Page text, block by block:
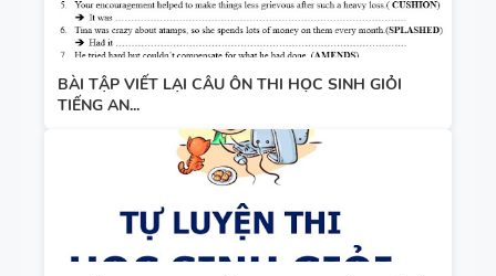
BÀI TẬP VIẾT LẠI CÂU ÔN THI HỌC SINH GIỎI
TIẾNG AN...